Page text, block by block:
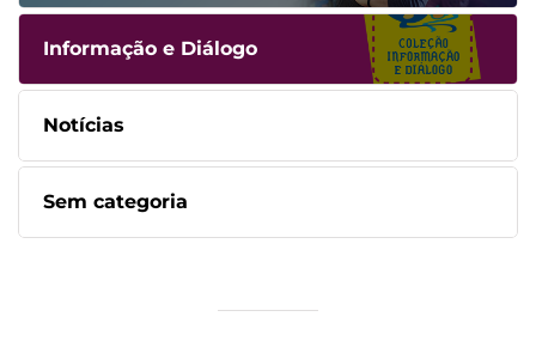
Informação e Diálogo
Notícias
Sem categoria